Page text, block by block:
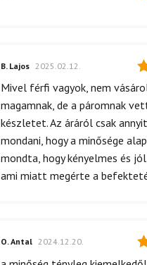
B. Lajos 2025.02.12.
Mivel férfi vagyok, nem
magamnak, de a páromnak
készletet. Az áráról csak
mondani, hogy a minősége
mondta, hogy kényelmes és
ami miatt megérte a
O. Antal 2024.12.20.